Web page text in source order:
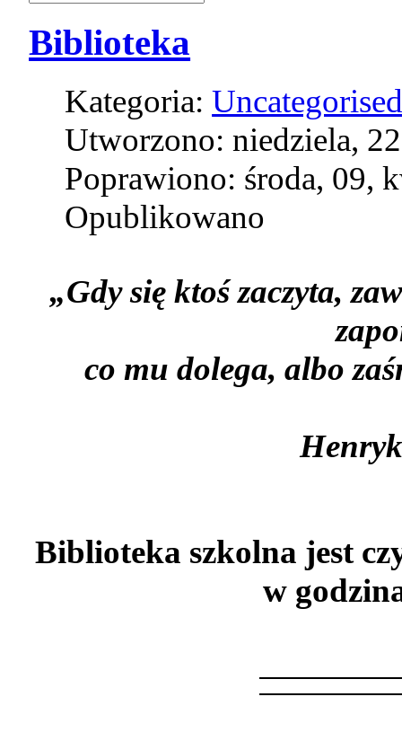
Biblioteka
Kategoria:
Utworzono: niedziela,
Poprawiono: środa, 09,
Opublikowano
„Gdy się ktoś zaczyta,
co mu dolega, albo
Biblioteka szkolna jest
w